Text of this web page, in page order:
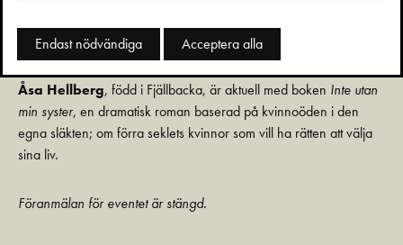
moderns barnaskara på nio.Systrar oavsettär hennes
skönlitterära debut.
Åsa Hellberg, född i Fjällbacka, är aktuell med boken Inte utan
min syster, en dramatisk roman baserad på kvinnoöden i den
egna släkten; om förra seklets kvinnor som vill ha rätten att välja
sina liv.
Föranmälan för eventet är stängd.
Endast nödvändiga Acceptera alla